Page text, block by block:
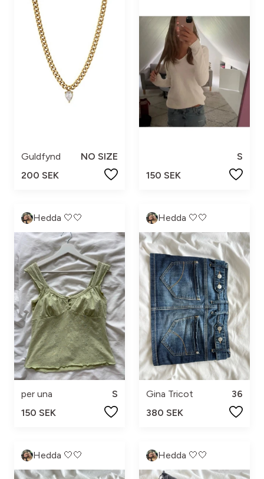
Guldfynd
NO SIZE
200 SEK
S
150 SEK
Hedda 🤍🤍
per una
S
150 SEK
Hedda 🤍🤍
Gina Tricot
36
380 SEK
Hedda 🤍🤍 Hedda 🤍🤍